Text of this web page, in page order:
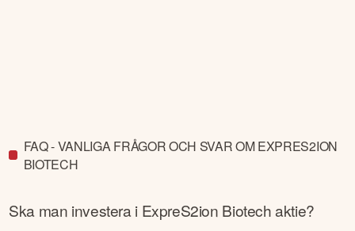
FAQ - VANLIGA FRÅGOR OCH SVAR OM EXPRES2ION
BIOTECH
Ska man investera i ExpreS2ion Biotechaktie?